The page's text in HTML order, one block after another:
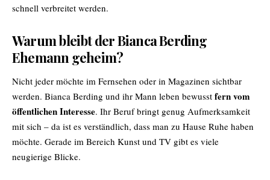
schnell verbreitet werden.
Warum bleibt der Bianca Berding
Ehemann geheim?
Nicht jeder möchte im Fernsehen oder in Magazinen sichtbar
werden. Bianca Berding und ihr Mann leben bewusst fern vom
öffentlichen Interesse. Ihr Beruf bringt genug Aufmerksamkeit
mit sich – da ist es verständlich, dass man zu Hause Ruhe haben
möchte. Gerade im Bereich Kunst und TV gibt es viele
neugierige Blicke.